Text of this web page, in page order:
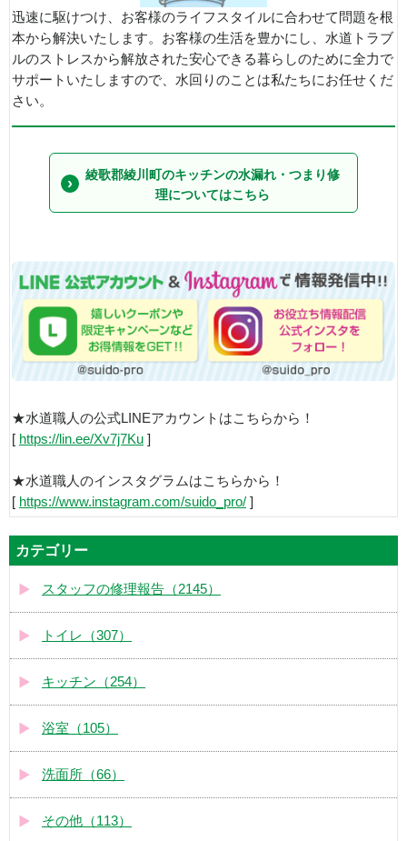
迅速に駆けつけ、お客様のライフスタイルに合わせて問題を根
本から解決いたします。お客様の生活を豊かにし、水道トラブ
ルのストレスから解放された安心できる暮らしのために全力で
サポートいたしますので、水回りのことは私たちにお任せくだ
さい。
綾歌郡綾川町のキッチンの水漏れ・つまり修
理についてはこちら
★水道職人の公式LINEアカウントはこちらから！
[ https://lin.ee/Xv7j7Ku ]
★水道職人のインスタグラムはこちらから！
[ https://www.instagram.com/suido_pro/ ]
カテゴリー
スタッフの修理報告（2145）
トイレ（307）
キッチン（254）
浴室（105）
洗面所（66）
その他（113）